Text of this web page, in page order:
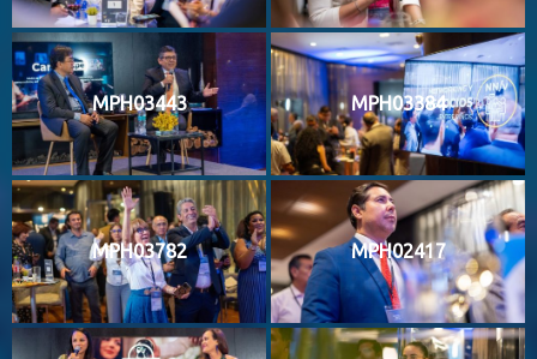
MPH03443 MPH03384
MPH03782 MPH02417